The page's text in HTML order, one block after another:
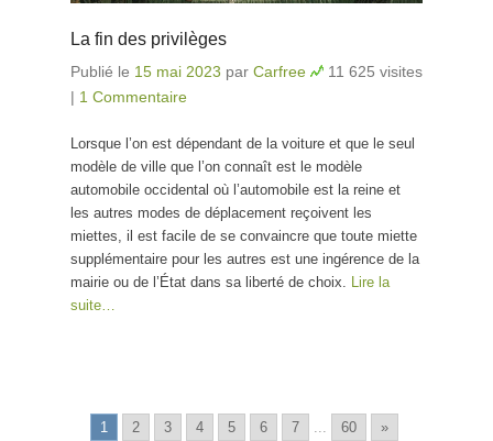
La fin des privilèges
Publié le 15 mai 2023 par Carfree
11 625 visites
| 1 Commentaire
Lorsque l’on est dépendant de la voiture et que le seul
modèle de ville que l’on connaît est le modèle
automobile occidental où l’automobile est la reine et
les autres modes de déplacement reçoivent les
miettes, il est facile de se convaincre que toute miette
supplémentaire pour les autres est une ingérence de la
mairie ou de l’État dans sa liberté de choix. Lire la
suite…
1 2 3 4 5 6 7 60 »